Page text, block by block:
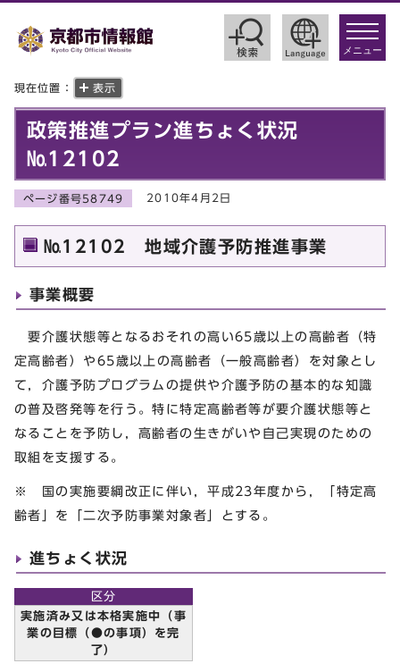
toggle
メニュー
現在位置： 表示
政策推進プラン進ちょく状況
№12102
ページ番号58749 2010年4月2日
№12102 地域介護予防推進事業
事業概要
要介護状態等となるおそれの高い65歳以上の高齢者（特
定高齢者）や65歳以上の高齢者（一般高齢者）を対象とし
て，介護予防プログラムの提供や介護予防の基本的な知識
の普及啓発等を行う。特に特定高齢者等が要介護状態等と
なることを予防し，高齢者の生きがいや自己実現のための
取組を支援する。
※ 国の実施要綱改正に伴い，平成23年度から，「特定高
齢者」を「二次予防事業対象者」とする。
進ちょく状況
区分
実施済み又は本格実施中（事
業の目標（●の事項）を完
了）